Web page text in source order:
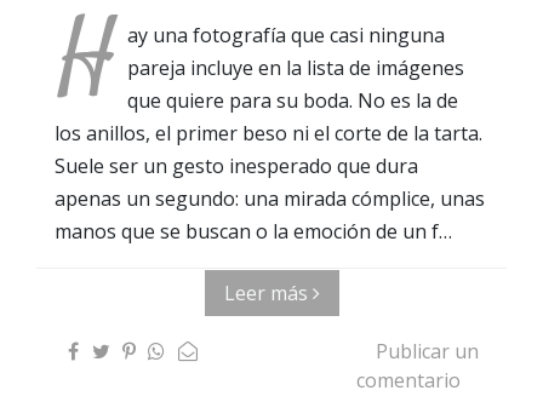
H ay una fotografía que casi ninguna
pareja incluye en la lista de imágenes
que quiere para su boda. No es la de
los anillos, el primer beso ni el corte de la tarta.
Suele ser un gesto inesperado que dura
apenas un segundo: una mirada cómplice, unas
manos que se buscan o la emoción de un f…
Leer más
Publicar un
comentario